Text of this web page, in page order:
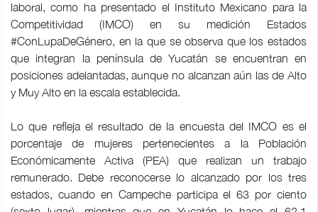
laboral, como ha presentado el Instituto Mexicano para la
Competitividad (IMCO) en su medición Estados
#ConLupaDeGénero, en la que se observa que los estados
que integran la península de Yucatán se encuentran en
posiciones adelantadas, aunque no alcanzan aún las de Alto
y Muy Alto en la escala establecida.
Lo que refleja el resultado de la encuesta del IMCO es el
porcentaje de mujeres pertenecientes a la Población
Económicamente Activa (PEA) que realizan un trabajo
remunerado. Debe reconocerse lo alcanzado por los tres
estados, cuando en Campeche participa el 63 por ciento